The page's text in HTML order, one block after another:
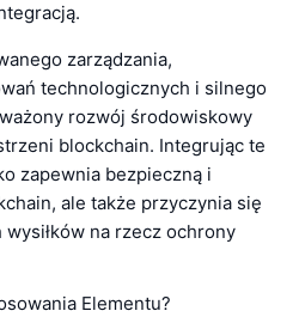
zarządzania,
technologicznych i silnego
rozwój środowiskowy
blockchain. Integrując te
zapewnia bezpieczną i
ale także przyczynia się
na rzecz ochrony
Elementu?